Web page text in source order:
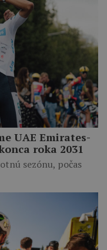
UAE Emirates-
roka 2031
sezónu, počas